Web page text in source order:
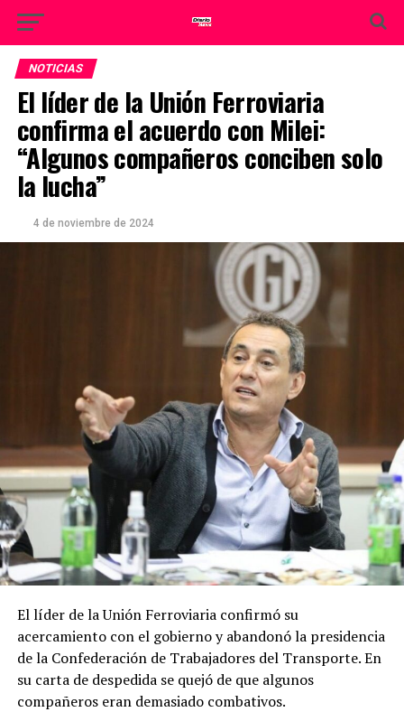
NOTICIAS
El líder de la Unión Ferroviaria
confirma el acuerdo con Milei:
“Algunos compañeros conciben solo
la lucha”
4 de noviembre de 2024
El líder de la Unión Ferroviaria confirmó su
acercamiento con el gobierno y abandonó la presidencia
de la Confederación de Trabajadores del Transporte. En
su carta de despedida se quejó de que algunos
compañeros eran demasiado combativos.